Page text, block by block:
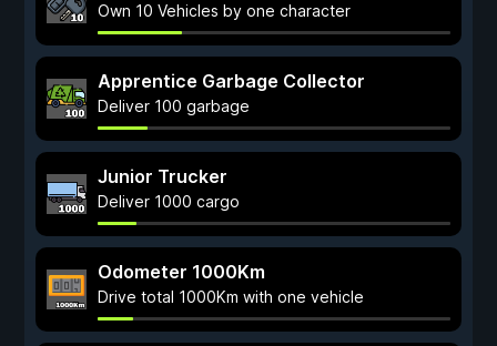
Own 10 Vehicles by one character
Apprentice Garbage Collector
Deliver 100 garbage
Junior Trucker
Deliver 1000 cargo
Odometer 1000Km
Drive total 1000Km with one vehicle